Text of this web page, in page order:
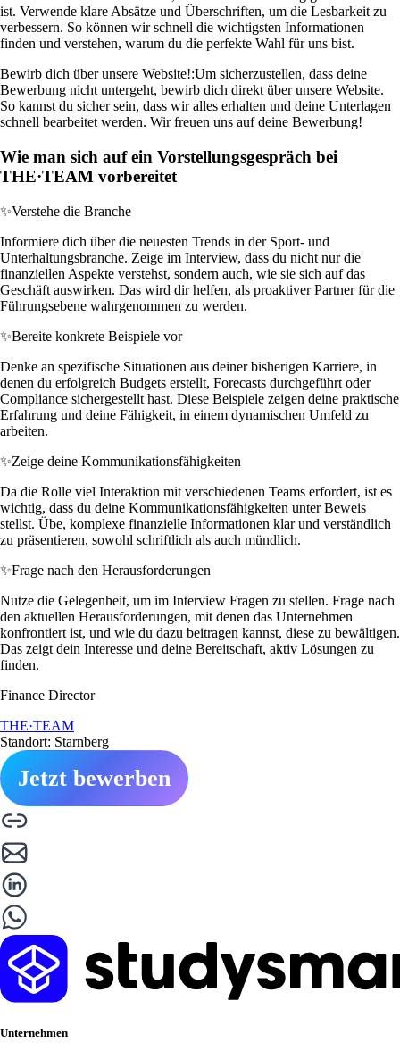
ist. Verwende klare Absätze und Überschriften, um die Lesbarkeit zu
verbessern. So können wir schnell die wichtigsten Informationen
finden und verstehen, warum du die perfekte Wahl für uns bist.
Bewirb dich über unsere Website!:Um sicherzustellen, dass deine
Bewerbung nicht untergeht, bewirb dich direkt über unsere Website.
So kannst du sicher sein, dass wir alles erhalten und deine Unterlagen
schnell bearbeitet werden. Wir freuen uns auf deine Bewerbung!
Wie man sich auf ein Vorstellungsgespräch bei
THE·TEAM vorbereitet
✨Verstehe die Branche
Informiere dich über die neuesten Trends in der Sport- und
Unterhaltungsbranche. Zeige im Interview, dass du nicht nur die
finanziellen Aspekte verstehst, sondern auch, wie sie sich auf das
Geschäft auswirken. Das wird dir helfen, als proaktiver Partner für die
Führungsebene wahrgenommen zu werden.
✨Bereite konkrete Beispiele vor
Denke an spezifische Situationen aus deiner bisherigen Karriere, in
denen du erfolgreich Budgets erstellt, Forecasts durchgeführt oder
Compliance sichergestellt hast. Diese Beispiele zeigen deine praktische
Erfahrung und deine Fähigkeit, in einem dynamischen Umfeld zu
arbeiten.
✨Zeige deine Kommunikationsfähigkeiten
Da die Rolle viel Interaktion mit verschiedenen Teams erfordert, ist es
wichtig, dass du deine Kommunikationsfähigkeiten unter Beweis
stellst. Übe, komplexe finanzielle Informationen klar und verständlich
zu präsentieren, sowohl schriftlich als auch mündlich.
✨Frage nach den Herausforderungen
Nutze die Gelegenheit, um im Interview Fragen zu stellen. Frage nach
den aktuellen Herausforderungen, mit denen das Unternehmen
konfrontiert ist, und wie du dazu beitragen kannst, diese zu bewältigen.
Das zeigt dein Interesse und deine Bereitschaft, aktiv Lösungen zu
finden.
Finance Director
THE·TEAM
Standort: Starnberg
Jetzt bewerben
Unternehmen